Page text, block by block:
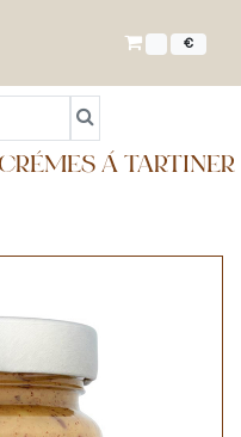
€
À TARTINER